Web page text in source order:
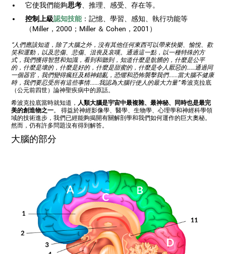
它使我們能夠思考 、推理、感受、存在等。
控制上級認知技能：記憶、學習、感知、執行功能等
（Miller，2000；Miller ＆ Cohen，2001）
“人們應該知道，除了大腦之外，沒有其他任何東西可以帶來快樂、愉悅、歡
笑和運動，以及悲傷、悲傷、沮喪及哀嘆。通過這一點，以一種特殊的方
式，我們獲得智慧和知識，看到和聽到，知道什麼是骯髒的，什麼是公平
的，什麼是壞的，什麼是好的，什麼是甜蜜的，什麼是令人厭惡的……通過同
一個器官，我們變得瘋狂及精神錯亂，恐懼和恐怖襲擊我們......當大腦不健康
時，我們要忍受所有這些事情......我認為大腦行使人的最大力量”希波克拉底
（公元前四世）論神聖疾病中的原話。
希波克拉底當時就知道， 人類大腦是宇宙中最複雜、最神秘、同時也是最完
美的創造物之一。 得益於神經影像學、醫學、生物學、心理學和神經科學領
域的技術進步，我們已經能夠揭開有關解剖學和我們如何運作的巨大奧秘。
然而，仍有許多問題沒有得到解答。
大腦的部分